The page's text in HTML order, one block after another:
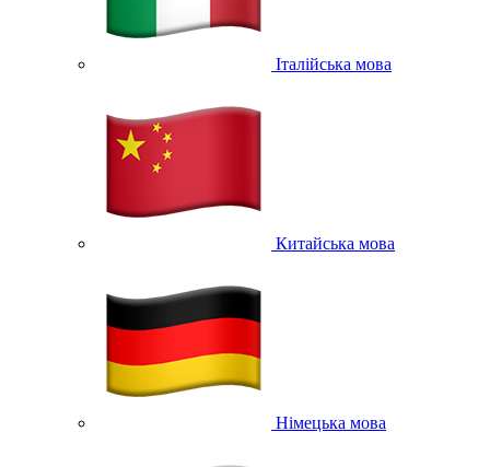
Італійська мова
Китайська мова
Німецька мова